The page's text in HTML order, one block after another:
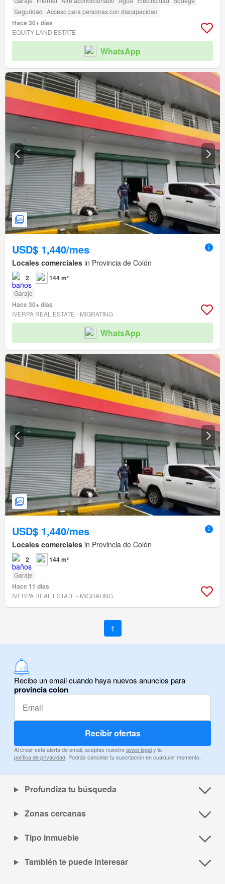
Seguridad Acceso para personas con discapacidad
Hace 30+ días
EQUITY LAND ESTATE
WhatsApp
USD$ 1,440/mes
Locales comerciales in Provincia de Colón
2 144 m²
Garaje
Hace 30+ días
IVERPA REAL ESTATE - MIGRATING
WhatsApp
USD$ 1,440/mes
Locales comerciales in Provincia de Colón
2 144 m²
Garaje
Hace 11 días
IVERPA REAL ESTATE - MIGRATING
1
Recibe un email cuando haya nuevos anuncios para
provincia colon
Recibir ofertas
Al crear esta alerta de email, aceptas nuestroaviso legaly la
política de privacidad. Podrás cancelar tu suscripción en cualquier momento.
Profundiza tu búsqueda
Zonas cercanas
Tipo inmueble
También te puede interesar